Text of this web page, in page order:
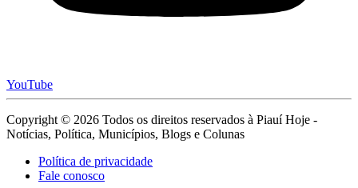
YouTube
Copyright © 2026 Todos os direitos reservados à Piauí Hoje -
Notícias, Política, Municípios, Blogs e Colunas
Política de privacidade
Fale conosco